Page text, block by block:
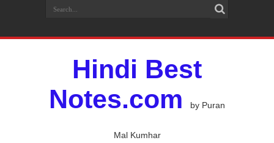
Hindi Best
Notes.com
by Puran
Mal Kumhar